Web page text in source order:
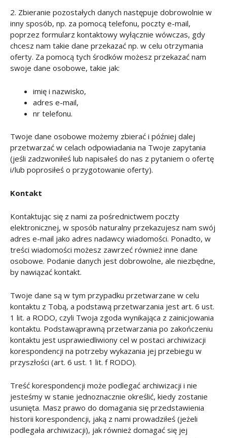
2. Zbieranie pozostałych danych następuje dobrowolnie w
inny sposób, np. za pomocą telefonu, poczty e-mail,
poprzez formularz kontaktowy wyłącznie wówczas, gdy
chcesz nam takie dane przekazać np. w celu otrzymania
oferty. Za pomocą tych środków możesz przekazać nam
swoje dane osobowe, takie jak:
imię i nazwisko,
adres e-mail,
nr telefonu.
Twoje dane osobowe możemy zbierać i później dalej
przetwarzać w celach odpowiadania na Twoje zapytania
(jeśli zadzwoniłeś lub napisałeś do nas z pytaniem o ofertę
i/lub poprosiłeś o przygotowanie oferty).
Kontakt
Kontaktując się z nami za pośrednictwem poczty
elektronicznej, w sposób naturalny przekazujesz nam swój
adres e-mail jako adres nadawcy wiadomości. Ponadto, w
treści wiadomości możesz zawrzeć również inne dane
osobowe. Podanie danych jest dobrowolne, ale niezbędne,
by nawiązać kontakt.
Twoje dane są w tym przypadku przetwarzane w celu
kontaktu z Tobą, a podstawą przetwarzania jest art. 6 ust.
1 lit. a RODO, czyli Twoja zgoda wynikająca z zainicjowania
kontaktu. Podstawąprawną przetwarzania po zakończeniu
kontaktu jest usprawiedliwiony cel w postaci archiwizacji
korespondencji na potrzeby wykazania jej przebiegu w
przyszłości (art. 6 ust. 1 lit. f RODO).
Treść korespondencji może podlegać archiwizacji i nie
jesteśmy w stanie jednoznacznie określić, kiedy zostanie
usunięta. Masz prawo do domagania się przedstawienia
historii korespondencji, jaką z nami prowadziłeś (jeżeli
podlegała archiwizacji), jak również domagać się jej